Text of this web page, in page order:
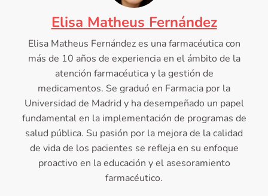
Elisa Matheus Fernández
Elisa Matheus Fernández es una farmacéutica con
más de 10 años de experiencia en el ámbito de la
atención farmacéutica y la gestión de
medicamentos. Se graduó en Farmacia por la
Universidad de Madrid y ha desempeñado un papel
fundamental en la implementación de programas de
salud pública. Su pasión por la mejora de la calidad
de vida de los pacientes se refleja en su enfoque
proactivo en la educación y el asesoramiento
farmacéutico.